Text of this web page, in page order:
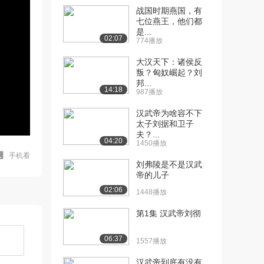
手机看
02:07
战国时期燕国，有
七位燕王，他们都
是...
774播放
14:18
大汉天下：诸侯反
叛？匈奴崛起？刘
邦...
987播放
04:20
汉武帝为啥容不下
太子刘据和卫子
夫？...
1450播放
02:06
刘弗陵是不是汉武
帝的儿子
1448播放
06:37
第1集 汉武帝刘彻
1557播放